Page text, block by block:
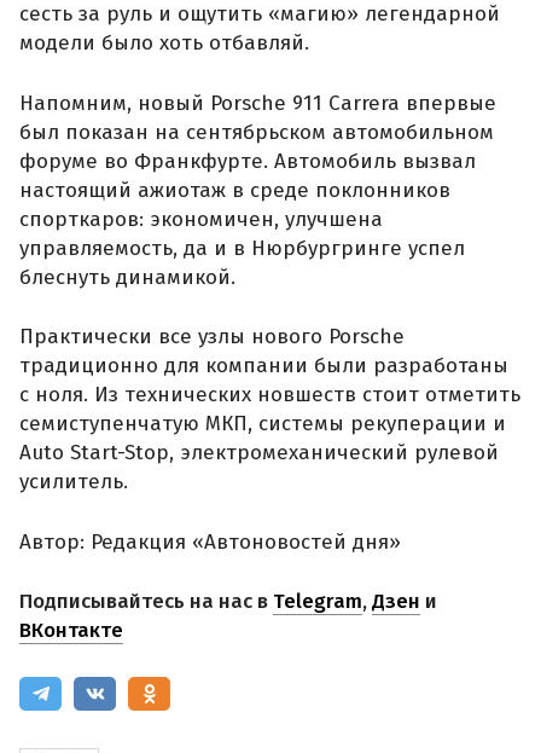
сесть за руль и ощутить «магию» легендарной
модели было хоть отбавляй.
Напомним, новый Porsche 911 Carrera впервые
был показан на сентябрьском автомобильном
форуме во Франкфурте. Автомобиль вызвал
настоящий ажиотаж в среде поклонников
спорткаров: экономичен, улучшена
управляемость, да и в Нюрбургринге успел
блеснуть динамикой.
Практически все узлы нового Porsche
традиционно для компании были разработаны
с ноля. Из технических новшеств стоит отметить
семиступенчатую МКП, системы рекуперации и
Auto Start-Stop, электромеханический рулевой
усилитель.
Автор: Редакция «Автоновостей дня»
Подписывайтесь на нас в Telegram,Дзен и
ВКонтакте